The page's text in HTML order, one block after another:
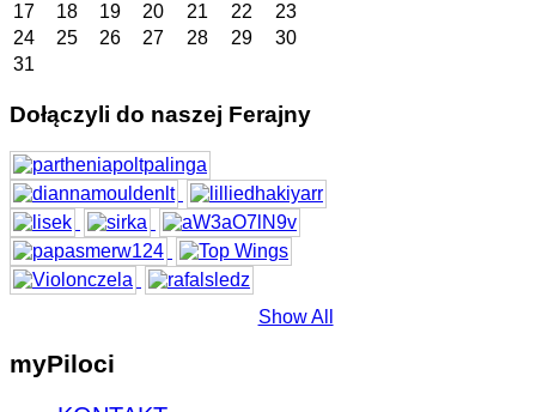
17
18 19 20 21 22
23
24
25 26 27 28 29
30
31
Dołączyli do naszej Ferajny
Show All
myPiloci